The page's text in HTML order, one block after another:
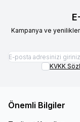
Kampanya ve
KVKK
Önemli Bilgiler